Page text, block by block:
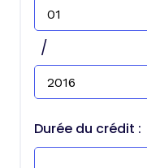
/
Durée du crédit :